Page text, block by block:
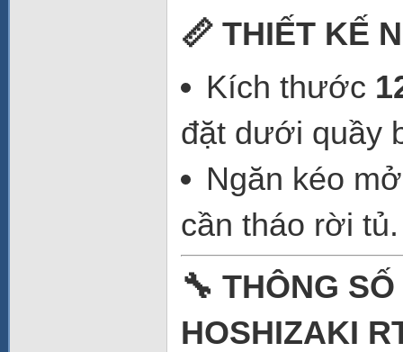
📏 THIẾT KẾ
Kích thước
đặt dưới quầy
Ngăn kéo
cần tháo rời tủ.
🔧 THÔNG
HOSHIZAKI